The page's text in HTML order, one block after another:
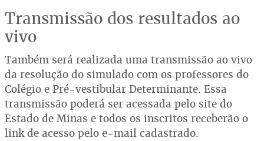
Transmissão dos resultados ao
vivo
Também será realizada uma transmissão ao vivo
da resolução do simulado com os professores do
Colégio e Pré-vestibular Determinante. Essa
transmissão poderá ser acessada pelo site do
Estado de Minas e todos os inscritos receberão o
link de acesso pelo e-mail cadastrado.